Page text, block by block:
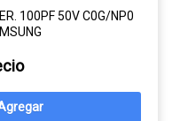
100PF 50V C0G/NP0